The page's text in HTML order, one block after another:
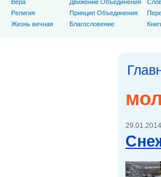
Вера
Религия
Жизнь вечная
Движение Объединения
Принцип Объединения
Благословение